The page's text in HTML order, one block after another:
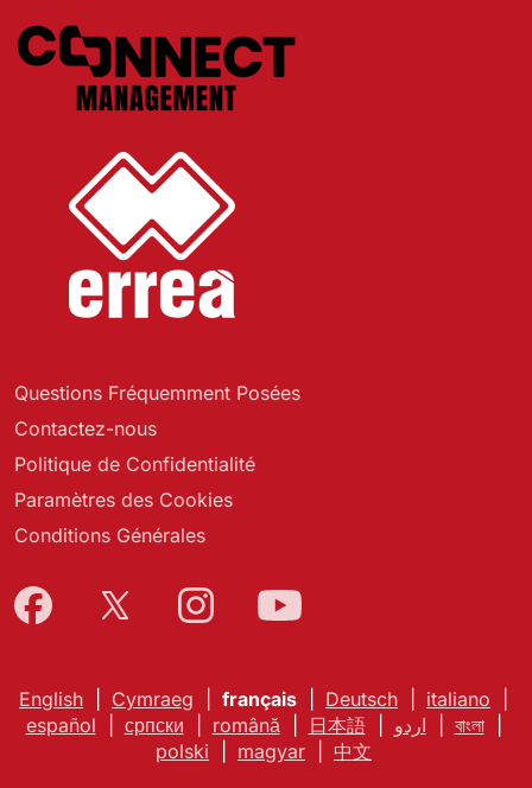
Questions Fréquemment Posées
Contactez-nous
Politique de Confidentialité
Paramètres des Cookies
Conditions Générales
English Cymraeg français Deutsch italiano
español
српски română| 日本語| اردو বাংলা|
polski
magyar 中文